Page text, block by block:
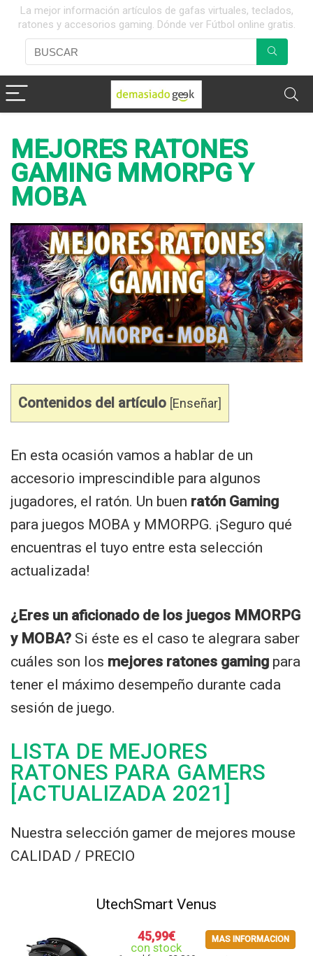
La mejor información artículos de gafas virtuales, teclados,
ratones y accesorios gaming. Dónde ver Fútbol online gratis.
MEJORES RATONES
GAMING MMORPG Y
MOBA
Contenidos del artículo [Enseñar]
En esta ocasión vamos a hablar de un
accesorio imprescindible para algunos
jugadores, el ratón. Un buen ratón Gaming
para juegos MOBA y MMORPG. ¡Seguro qué
encuentras el tuyo entre esta selección
actualizada!
¿Eres un aficionado de los juegos MMORPG
y MOBA? Si éste es el caso te alegrara saber
cuáles son los mejores ratones gaming para
tener el máximo desempeño durante cada
sesión de juego.
LISTA DE MEJORES
RATONES PARA GAMERS
[ACTUALIZADA 2021]
Nuestra selección gamer de mejores mouse
CALIDAD / PRECIO
UtechSmart Venus
45,99€
con stock
MAS INFORMACION